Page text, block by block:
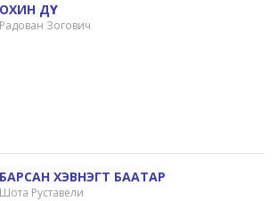
ОХИН ДҮҮ
Радован Зогович
БАРСАН ХЭВНЭГТ БААТАР
Шота Руставели